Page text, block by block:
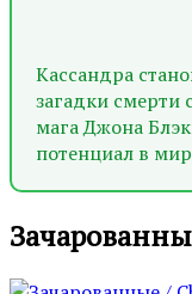
Кассандра
загадки смерти
мага Джона
потенциал в